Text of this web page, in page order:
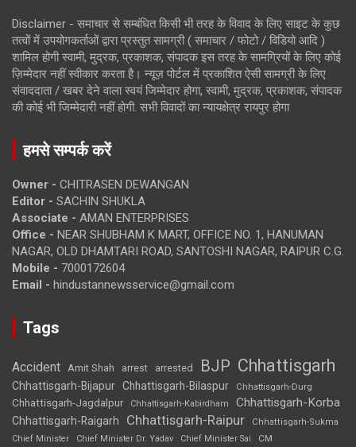
Disclaimer - समाचार से सम्बंधित किसी भी तरह के विवाद के लिए साइट के कुछ
तत्वों में उपयोगकर्ताओं द्वारा प्रस्तुत सामग्री ( समाचार / फोटो / विडियो आदि )
शामिल होगी स्वामी, मुद्रक, प्रकाशक, संपादक इस तरह के सामग्रियों के लिए कोई
ज़िम्मेदार नहीं स्वीकार करता है। न्यूज़ पोर्टल में प्रकाशित ऐसी सामग्री के लिए
संवाददाता / खबर देने वाला स्वयं जिम्मेदार होगा, स्वामी, मुद्रक, प्रकाशक, संपादक
की कोई भी जिम्मेदारी नहीं होगी. सभी विवादों का न्यायक्षेत्र रायपुर होगा
हमसे सम्पर्क करें
Owner - CHITRASEN DEWANGAN
Editor - SACHIN SHUKLA
Associate - AMAN ENTERPRISES
Office - NEAR SHUBHAM K MART, OFFICE NO. 1, HANUMAN
NAGAR, OLD DHAMTARI ROAD, SANTOSHI NAGAR, RAIPUR C.G.
Mobile - 7000172604
Email - hindustannewsservice@gmail.com
Tags
Accident Amit Shah arrest arrested BJP Chhattisgarh
Chhattisgarh-Bijapur Chhattisgarh-Bilaspur Chhattisgarh-Durg
Chhattisgarh-Jagdalpur Chhattisgarh-Kabirdham Chhattisgarh-Korba
Chhattisgarh-Raigarh Chhattisgarh-Raipur
Chhattisgarh-Sukma
Chief Minister
Chief Minister Dr. Yadav Chief Minister Sai CM